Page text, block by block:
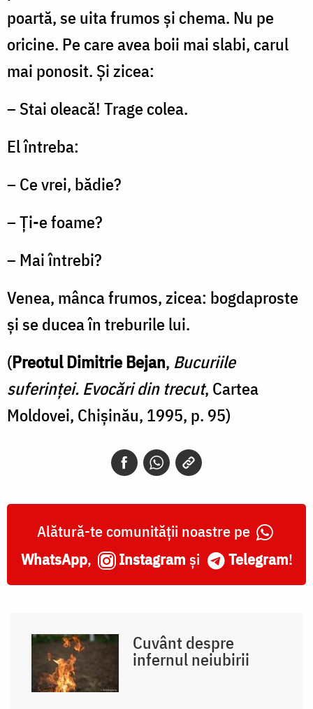
poartă, se uita frumos și chema. Nu pe
oricine. Pe care avea boii mai slabi, carul
mai ponosit. Și zicea:
– Stai oleacă! Trage colea.
El întreba:
– Ce vrei, bădie?
– Ţi-e foame?
– Mai întrebi?
Venea, mânca frumos, zicea: bogdaproste
și se ducea în treburile lui.
(Preotul Dimitrie Bejan, Bucuriile
suferinței. Evocări din trecut, Cartea
Moldovei, Chișinău, 1995, p. 95)
Alătură-te comunității noastre pe
WhatsApp, Instagram și Telegram!
Cuvânt despre
infernul neiubirii